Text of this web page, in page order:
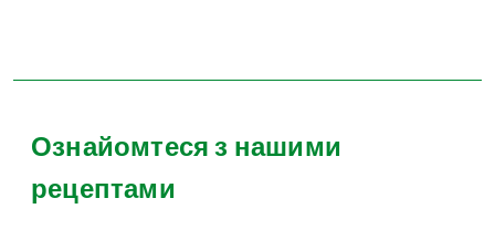
Ознайомтеся з нашими
рецептами